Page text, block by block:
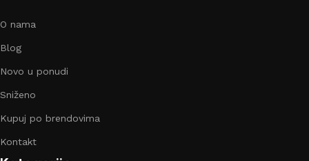
O nama
Blog
Novo u ponudi
Sniženo
Kupuj po brendovima
Kontakt